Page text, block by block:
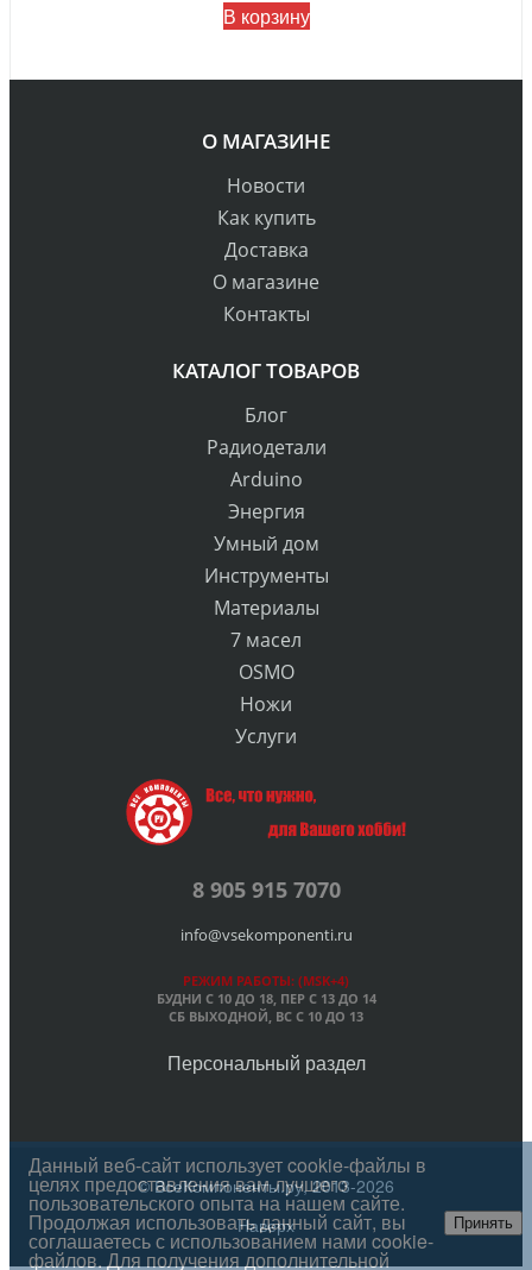
В корзину
О МАГАЗИНЕ
Новости
Как купить
Доставка
О магазине
Контакты
КАТАЛОГ ТОВАРОВ
Блог
Радиодетали
Arduino
Энергия
Умный дом
Инструменты
Материалы
7 масел
OSMO
Ножи
Услуги
8 905 915 7070
info@vsekomponenti.ru
РЕЖИМ РАБОТЫ: (MSK+4)
БУДНИ С 10 ДО 18, ПЕРС 13 ДО 14
СБ ВЫХОДНОЙ, ВС С 10 ДО 13
Персональный раздел
© ВсеКомпоненты.ру, 2013-2026
Наверх
Данный веб-сайт использует cookie-файлы в
целях предоставления вам лучшего
пользовательского опыта на нашем сайте.
Продолжая использовать данный сайт, вы
соглашаетесь с использованием нами cookie-
файлов. Для получения дополнительной
Принять